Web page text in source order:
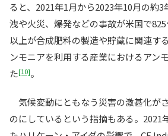
ると、2021年1月から2023年10月の約
洩や火災、爆発などの事故が米国で
以上が合成肥料の製造や貯蔵に関連す
ンモニアを利用する産業におけるアン
た[10]。
気候変動にともなう災害の激甚化が
のにしているという指摘もある。2021